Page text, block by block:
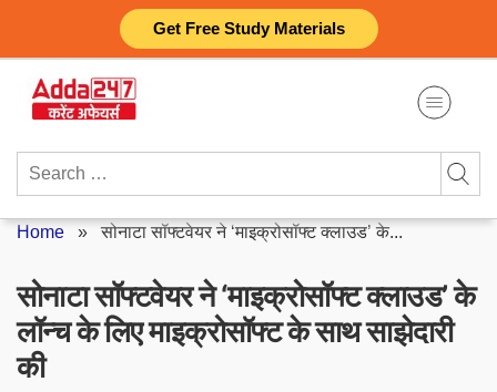
Get Free Study Materials
content
Search
Home »सोनाटा सॉफ्टवेयर ने ‘माइक्रोसॉफ्ट क्लाउड’ के...
सोनाटा सॉफ्टवेयर ने ‘माइक्रोसॉफ्ट क्लाउड’ के
लॉन्च के लिए माइक्रोसॉफ्ट के साथ साझेदारी
की